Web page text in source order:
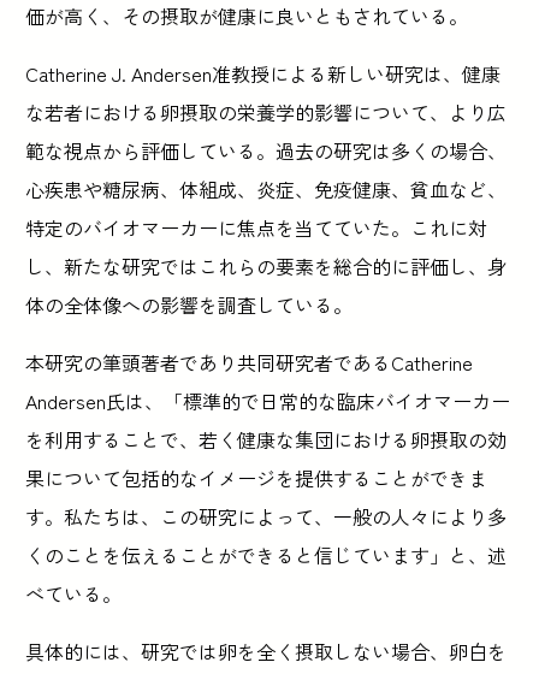
価が高く、その摂取が健康に良いともされている。
Catherine J. Andersen准教授による新しい研究は、健康
な若者における卵摂取の栄養学的影響について、より広
範な視点から評価している。過去の研究は多くの場合、
心疾患や糖尿病、体組成、炎症、免疫健康、貧血など、
特定のバイオマーカーに焦点を当てていた。これに対
し、新たな研究ではこれらの要素を総合的に評価し、身
体の全体像への影響を調査している。
本研究の筆頭著者であり共同研究者であるCatherine
Andersen氏は、「標準的で日常的な臨床バイオマーカー
を利用することで、若く健康な集団における卵摂取の効
果について包括的なイメージを提供することができま
す。私たちは、この研究によって、一般の人々により多
くのことを伝えることができると信じています」と、述
べている。
具体的には、研究では卵を全く摂取しない場合、卵白を